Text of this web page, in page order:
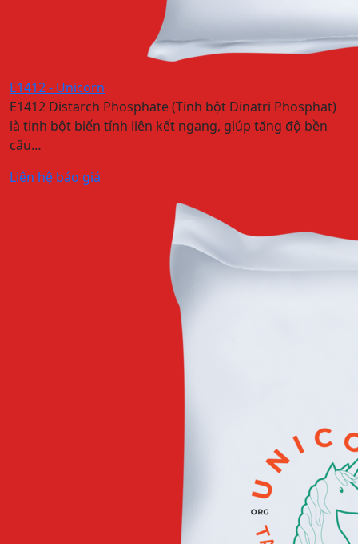
E1412 - Unicorn
E1412 Distarch Phosphate (Tinh bột Dinatri Phosphat)
là tinh bột biến tính liên kết ngang, giúp tăng độ bền
cấu…
Liên hệ báo giá